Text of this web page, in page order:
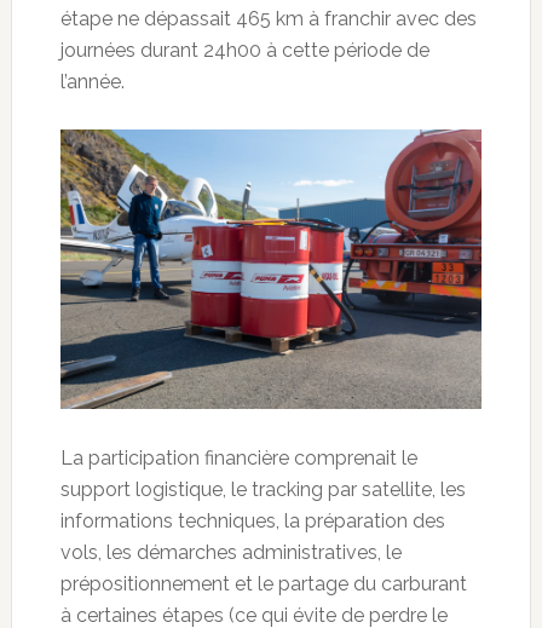
étape ne dépassait 465 km à franchir avec des
journées durant 24h00 à cette période de
l’année.
La participation financière comprenait le
support logistique, le tracking par satellite, les
informations techniques, la préparation des
vols, les démarches administratives, le
prépositionnement et le partage du carburant
à certaines étapes (ce qui évite de perdre le